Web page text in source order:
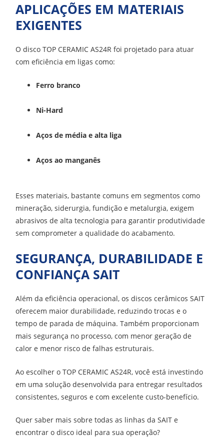
APLICAÇÕES EM MATERIAIS
EXIGENTES
O disco TOP CERAMIC AS24R foi projetado para atuar
com eficiência em ligas como:
Ferro branco
Ni-Hard
Aços de média e alta liga
Aços ao manganês
Esses materiais, bastante comuns em segmentos como
mineração, siderurgia, fundição e metalurgia, exigem
abrasivos de alta tecnologia para garantir produtividade
sem comprometer a qualidade do acabamento.
SEGURANÇA, DURABILIDADE E
CONFIANÇA SAIT
Além da eficiência operacional, os discos cerâmicos SAIT
oferecem maior durabilidade, reduzindo trocas e o
tempo de parada de máquina. Também proporcionam
mais segurança no processo, com menor geração de
calor e menor risco de falhas estruturais.
Ao escolher o TOP CERAMIC AS24R, você está investindo
em uma solução desenvolvida para entregar resultados
consistentes, seguros e com excelente custo-benefício.
Quer saber mais sobre todas as linhas da SAIT e
encontrar o disco ideal para sua operação?